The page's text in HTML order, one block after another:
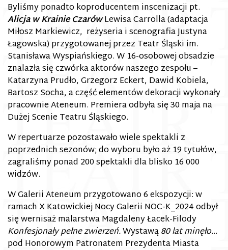
Byliśmy ponadto koproducentem inscenizacji pt.
Alicja w Krainie CzarówLewisa Carrolla (adaptacja
Miłosz Markiewicz, reżyseria i scenografia Justyna
Łagowska) przygotowanej przez Teatr Śląski im.
Stanisława Wyspiańskiego. W 16-osobowej obsadzie
znalazła się czwórka aktorów naszego zespołu –
Katarzyna Prudło, Grzegorz Eckert, Dawid Kobiela,
Bartosz Socha, a część elementów dekoracji wykonały
pracownie Ateneum. Premiera odbyła się 30 maja na
Dużej Scenie Teatru Śląskiego.
W repertuarze pozostawało wiele spektakli z
poprzednich sezonów; do wyboru było aż 19 tytułów,
zagraliśmy ponad 200 spektakli dla blisko 16 000
widzów.
W Galerii Ateneum przygotowano 6 ekspozycji: w
ramach X Katowickiej Nocy Galerii NOC-K_2024 odbył
się wernisaż malarstwa Magdaleny Łacek-Filody
Konfesjonały pełne zwierzeń.Wystawą80 lat minęło…
pod Honorowym Patronatem Prezydenta Miasta